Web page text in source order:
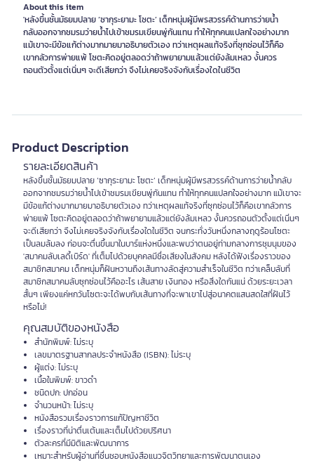
About this item
'หลังขึ้นชั้นมัธยมปลาย ‘ซากุระยามะ โซตะ’ เด็กหนุ่มผู้มีพรสวรรค์ด้านการว่ายน้ำ
กลับออกจากชมรมว่ายน้ำไปเข้าชมรมเขียนพู่กันแทน ทำให้ทุกคนแปลกใจอย่างมาก
แม้เขาจะมีข้อแก้ต่างมากมายมาอธิบายตัวเอง ทว่าเหตุผลแท้จริงที่ซุกซ่อนไว้ก็คือ
เขากลัวการพ่ายแพ้ โซตะคิดอยู่ตลอดว่าถ้าพยายามแล้วแต่ยังล้มเหลว งั้นควร
ถอนตัวตั้งแต่เนิ่นๆ จะดีเสียกว่า จึงไม่เคยจริงจังกับเรื่องใดในชีวิต
Product Description
รายละเอียดสินค้า
หลังขึ้นชั้นมัธยมปลาย ‘ซากุระยามะ โซตะ’ เด็กหนุ่มผู้มีพรสวรรค์ด้านการว่ายน้ำกลับ
ออกจากชมรมว่ายน้ำไปเข้าชมรมเขียนพู่กันแทน ทำให้ทุกคนแปลกใจอย่างมาก แม้เขาจะ
มีข้อแก้ต่างมากมายมาอธิบายตัวเอง ทว่าเหตุผลแท้จริงที่ซุกซ่อนไว้ก็คือเขากลัวการ
พ่ายแพ้ โซตะคิดอยู่ตลอดว่าถ้าพยายามแล้วแต่ยังล้มเหลว งั้นควรถอนตัวตั้งแต่เนิ่นๆ
จะดีเสียกว่า จึงไม่เคยจริงจังกับเรื่องใดในชีวิต จนกระทั่งวันหนึ่งกลางฤดูร้อนโซตะ
เป็นลมล้มลง ก่อนจะตื่นขึ้นมาในบาร์แห่งหนึ่งและพบว่าตนอยู่ท่ามกลางการชุมนุมของ
'สมาคมลับเลดี้เบิร์ด' ที่เต็มไปด้วยบุคคลมีชื่อเสียงในสังคม หลังได้ฟังเรื่องราวของ
สมาชิกสมาคม เด็กหนุ่มก็ฝันหวานถึงเส้นทางลัดสู่ความสำเร็จในชีวิต ทว่าเคล็บลับที่
สมาชิกสมาคมลับซุกซ่อนไว้คืออะไร เส้นสาย เงินทอง หรือสิ่งใดกันแน่ ด้วยระยะเวลา
สั้นๆ เพียงแค่หกวันโซตะจะได้พบกับเส้นทางที่จะพาเขาไปสู่อนาคตแสนสดใสที่ฝันไว้
หรือไม่!
คุณสมบัติของหนังสือ
สำนักพิมพ์: ไม่ระบุ
เลขมาตรฐานสากลประจำหนังสือ (ISBN): ไม่ระบุ
ผู้แต่ง: ไม่ระบุ
เนื้อในพิมพ์: ขาวดำ
ชนิดปก: ปกอ่อน
จำนวนหน้า: ไม่ระบุ
หนังสือรวมเรื่องราวการแก้ปัญหาชีวิต
เรื่องราวที่น่าตื่นเต้นและเต็มไปด้วยปริศนา
ตัวละครที่มีมิติและพัฒนาการ
เหมาะสำหรับผู้อ่านที่ชื่นชอบหนังสือแนวจิตวิทยาและการพัฒนาตนเอง